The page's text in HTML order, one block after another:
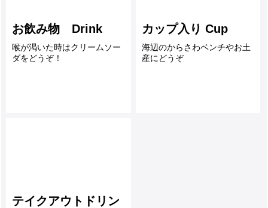
お飲み物 Drink
喉が渇いた時はクリームソー
ダをどうぞ！
カップ入り Cup
海辺のからさわベンチやお土
産にどうぞ
テイクアウトドリン